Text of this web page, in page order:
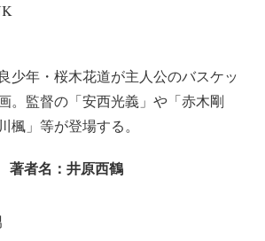
少年・桜木花道が主人公のバスケッ
。監督の「安西光義」や「赤木剛
楓」等が登場する。
著者名：井原西鶴